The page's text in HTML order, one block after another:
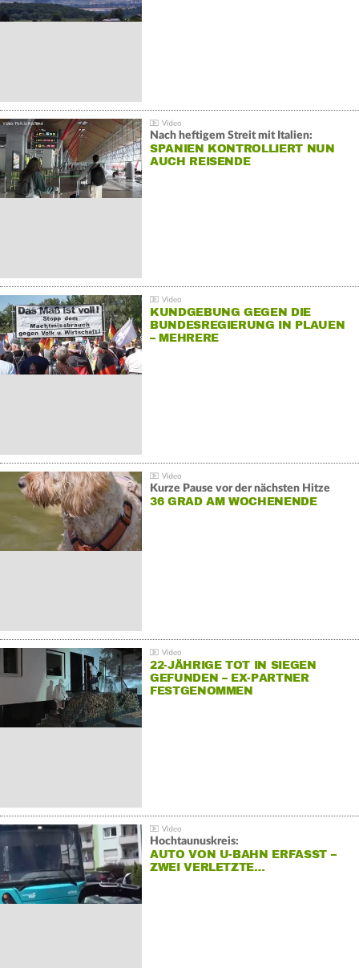
Nach heftigem Streit mit Italien:
SPANIEN KONTROLLIERT NUN
AUCH REISENDE
KUNDGEBUNG GEGEN DIE
BUNDESREGIERUNG IN PLAUEN
– MEHRERE
Kurze Pause vor der nächsten Hitze
36 GRAD AM WOCHENENDE
22-JÄHRIGE TOT IN SIEGEN
GEFUNDEN – EX-PARTNER
FESTGENOMMEN
Hochtaunuskreis:
AUTO VON U-BAHN ERFASST –
ZWEI VERLETZTE…